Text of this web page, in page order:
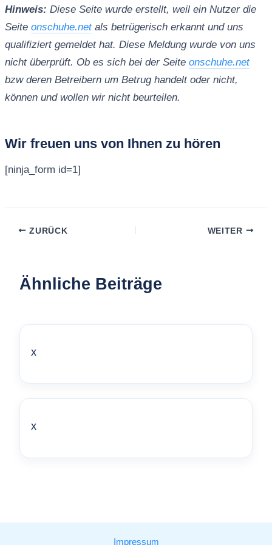
Hinweis: Diese Seite wurde erstellt, weil ein Nutzer die
Seite onschuhe.netals betrügerisch erkannt und uns
qualifiziert gemeldet hat. Diese Meldung wurde von uns
nicht überprüft. Ob es sich bei der Seite onschuhe.net
bzw deren Betreibern um Betrug handelt oder nicht,
können und wollen wir nicht beurteilen.
Wir freuen uns von Ihnen zu hören
[ninja_form id=1]
ZURÜCK WEITER
Ähnliche Beiträge
x
x
Impressum